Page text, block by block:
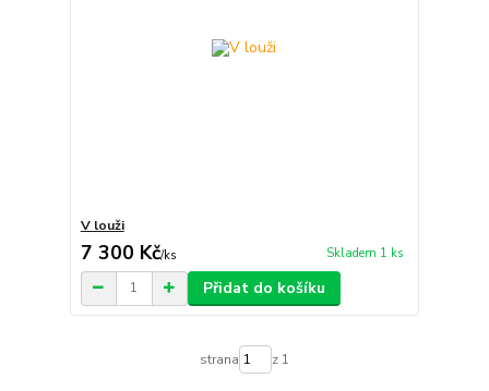
V louži
7 300 Kč/ks Skladem 1 ks
Přidat do košíku
strana z 1